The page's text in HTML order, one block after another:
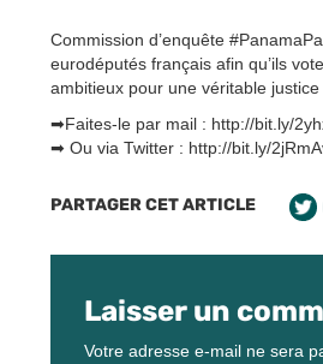
Commission d’enquête
eurodéputés français afin qu’ils
ambitieux pour une véritable justice
➡Faites-le par mail : http://bit.ly/
➡ Ou via Twitter : http://bit.ly/
PARTAGER CET ARTICLE
Laisser un
Votre adresse e-mail ne sera